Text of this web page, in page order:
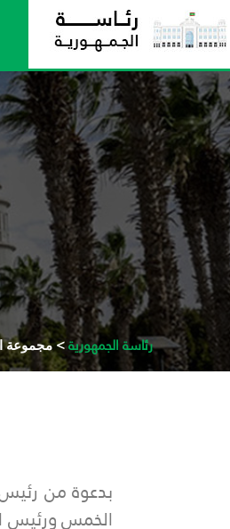
رئاسة الجمهورية > مجموعة
بدعوة من